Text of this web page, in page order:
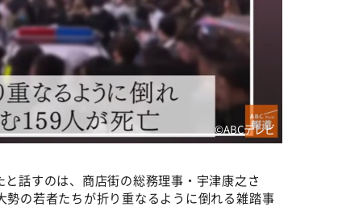
©ABCテレビ
話すのは、商店街の総務理事・宇津康之さ
の若者たちが折り重なるように倒れる雑踏事